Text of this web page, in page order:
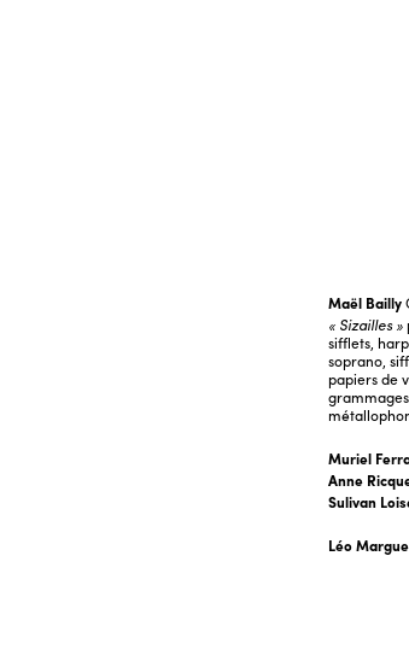
Maël Bailly
« Sizailles »
sifflets,
soprano,
papiers de
Muriel
Anne
Sulivan
Léo Margue